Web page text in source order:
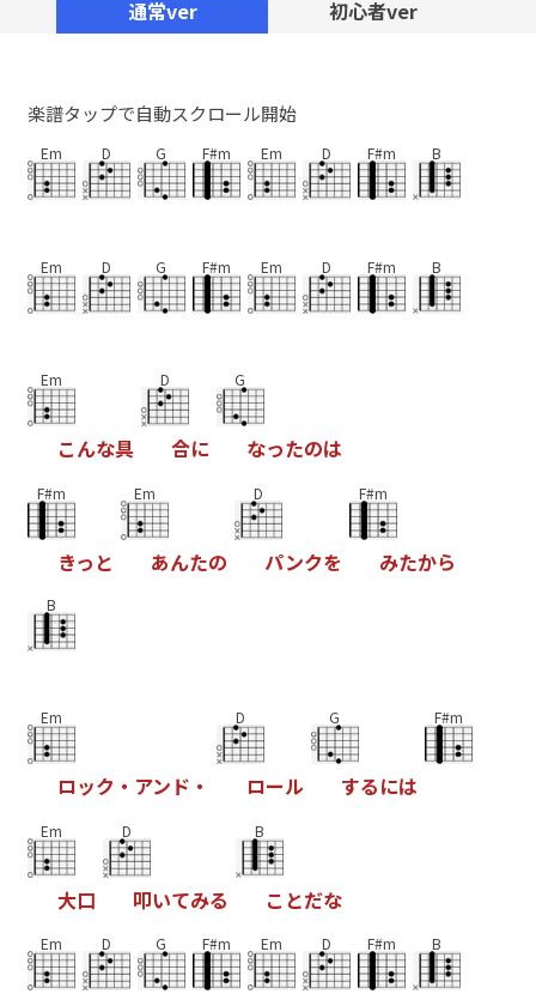
通常ver 初心者ver
楽譜タップで自動スクロール開始
Em D G F#m Em D F#m B
Em D G F#m Em D F#m B
Em
こんな具
D
合に
G
なったのは
F#m
きっ と
Em
あんたの
D
パンクを
F#m
みたから
B
Em
ロック ・ アン ド ・
D
ロール
G
するには
F#m
Em
大口
D
叩いてみる
B
こ とだな
Em D G F#m Em D F#m B